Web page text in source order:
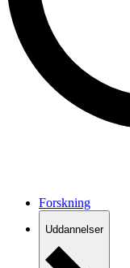
Forskning
Uddannelser